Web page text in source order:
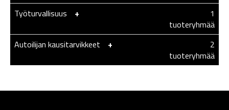
Työturvallisuus
+
1
tuoteryhmää
Autoilijan kausitarvikkeet
+
2
tuoteryhmää